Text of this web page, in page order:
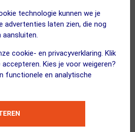
technologie kunnen we je
advertenties laten zien, die nog
cookie- en privacyverklaring. Klik
Kies je voor weigeren?
functionele en analytische
Inbussleutelset